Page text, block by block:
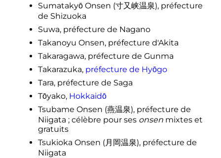
Sumatakyō Onsen (寸又峡温泉), préfecture
de Shizuoka
Suwa, préfecture de Nagano
Takanoyu Onsen, préfecture d'Akita
Takaragawa, préfecture de Gunma
Takarazuka, préfecture de Hyōgo
Tara, préfecture de Saga
Tōyako, Hokkaidō
Tsubame Onsen (燕温泉), préfecture de
Niigata ; célèbre pour ses onsenmixtes et
gratuits
Tsukioka Onsen (月岡温泉), préfecture de
Niigata